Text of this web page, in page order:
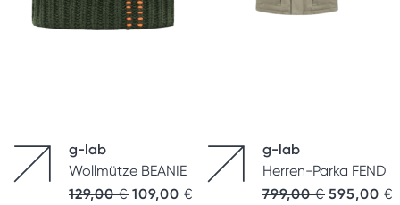
g-lab
Wollmütze BEANIE
129,00€ Ursprünglicher Preis war: 129,00 €
109,00 € Aktueller Preis ist: 109,00 €.
g-lab
Herren-Parka FEND
799,00€ 595,00 €